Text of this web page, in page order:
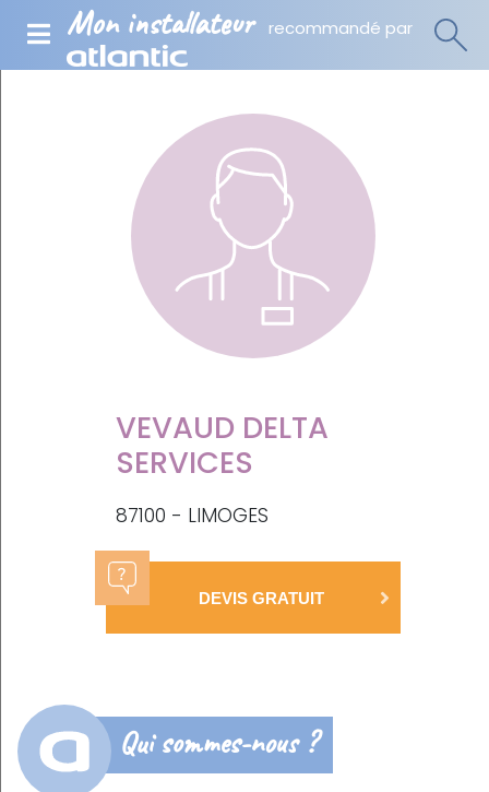
Mon installateur recommandé par
VEVAUD DELTA
SERVICES
87100 - LIMOGES
DEVIS GRATUIT
Qui sommes-nous ?